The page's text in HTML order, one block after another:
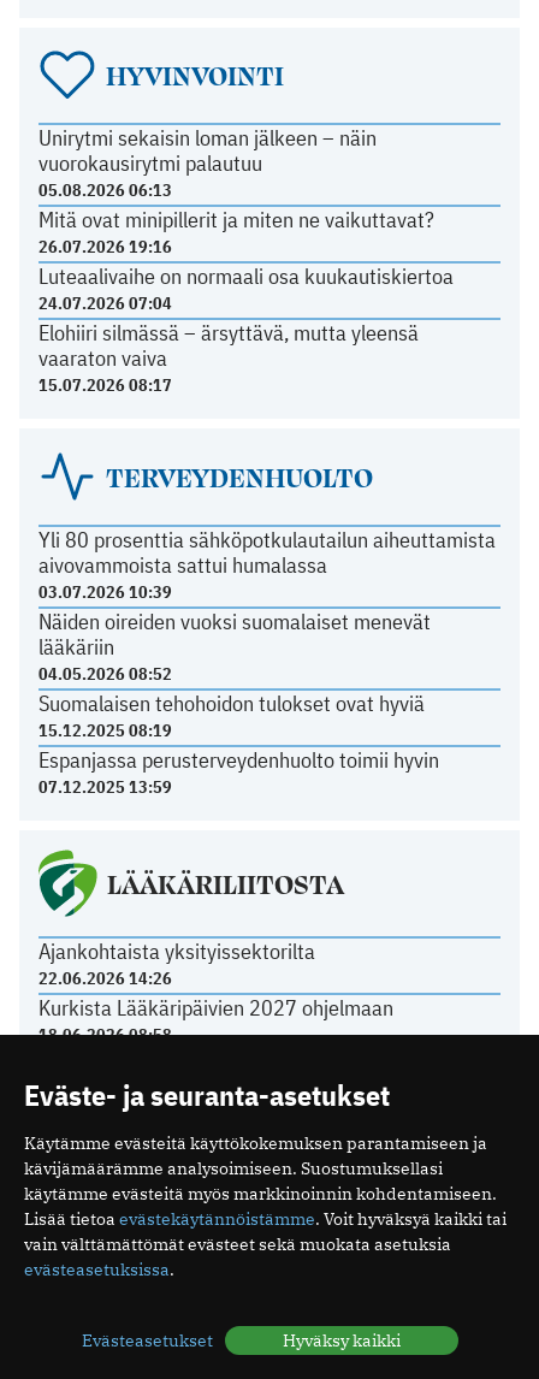
HYVINVOINTI
Unirytmi sekaisin loman jälkeen – näin
vuorokausirytmi palautuu
05.08.2026 06:13
Mitä ovat minipillerit ja miten ne vaikuttavat?
26.07.2026 19:16
Luteaalivaihe on normaali osa kuukautiskiertoa
24.07.2026 07:04
Elohiiri silmässä – ärsyttävä, mutta yleensä
vaaraton vaiva
15.07.2026 08:17
TERVEYDENHUOLTO
Yli 80 prosenttia sähköpotkulautailun aiheuttamista
aivovammoista sattui humalassa
03.07.2026 10:39
Näiden oireiden vuoksi suomalaiset menevät
lääkäriin
04.05.2026 08:52
Suomalaisen tehohoidon tulokset ovat hyviä
15.12.2025 08:19
Espanjassa perusterveydenhuolto toimii hyvin
07.12.2025 13:59
LÄÄKÄRILIITOSTA
Ajankohtaista yksityissektorilta
22.06.2026 14:26
Kurkista Lääkäripäivien 2027 ohjelmaan
18.06.2026 08:58
11.06.2026 12:21
Tasavallan presidentti on myöntänyt arkkiatrin
arvonimen Päivi Hietaselle
22.05.2026 11:49
Ota yhteyttä
Eväste- ja seuranta-asetukset
Käytämme evästeitä käyttökokemuksen parantamiseen ja
kävijämäärämme analysoimiseen. Suostumuksellasi
käytämme evästeitä myös markkinoinnin kohdentamiseen.
Lisää tietoa evästekäytännöistämme. Voit hyväksyä kaikki tai
vain välttämättömät evästeet sekä muokata asetuksia
evästeasetuksissa.
Evästeasetukset Hyväksy kaikki